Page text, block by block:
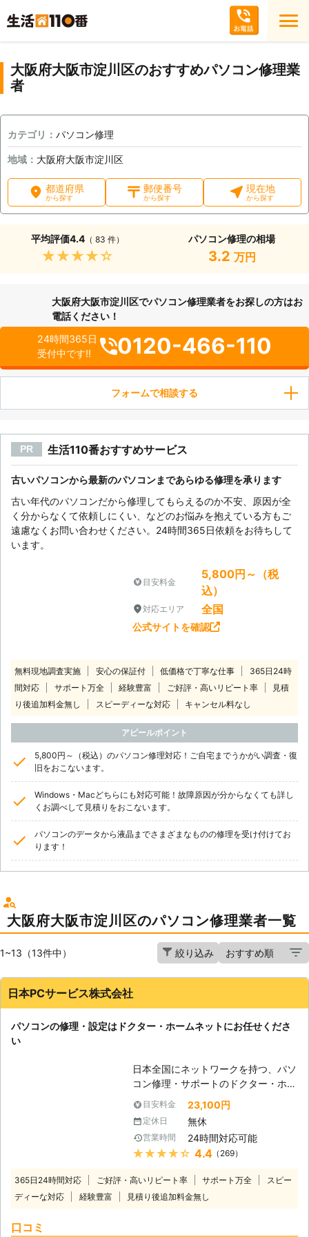
大阪府大阪市淀川区のおすすめパソコン修理業
者
カテゴリ： パソコン修理
地域： 大阪府大阪市淀川区
都道府県
から探す
郵便番号
から探す
現在地
から探す
平均評価4.4（ 83 件）
★★★★★
パソコン修理の相場
3.2 万円
大阪府大阪市淀川区でパソコン修理業者をお探しの方はお
電話ください！
24時間365日
受付中です!!
0120-466-110
フォームで相談する
PR 生活110番おすすめサービス
古いパソコンから最新のパソコンまであらゆる修理を承ります
古い年代のパソコンだから修理してもらえるのか不安、原因が全
く分からなくて依頼しにくい、などのお悩みを抱えている方もご
遠慮なくお問い合わせください。24時間365日依頼をお待ちして
います。
目安料金
5,800円～（税
込）
対応エリア 全国
公式サイトを確認
無料現地調査実施 安心の保証付 低価格で丁寧な仕事
365日24時
間対応
サポート万全 経験豊富 ご好評・高いリピート率
見積
り後追加料金無し
スピーディーな対応 キャンセル料なし
アピールポイント
5,800円～（税込）のパソコン修理対応！ご自宅までうかがい調査・復
旧をおこないます。
Windows・Macどちらにも対応可能！故障原因が分からなくても詳し
くお調べして見積りをおこないます。
パソコンのデータから液晶までさまざまなものの修理を受け付けてお
ります！
大阪府大阪市淀川区のパソコン修理業者一覧
1~13（13件中） 絞り込み
日本PCサービス株式会社
パソコンの修理・設定はドクター・ホームネットにお任せくださ
い
日本全国にネットワークを持つ、パソ
コン修理・サポートのドクター・ホー
ムネット。高品質のサービスが選ばれ
て年間10万件以上のサポート実績が
あります。「起動しない」、「インタ
ーネットが繋がらない」、「ウイルス
に感染した」、「データを誤って削除
を最短即日で駆けつけて、その場で解
決。メーカー・年式問わず、すべての
目安料金 23,100円
定休日 無休
営業時間 24時間対応可能
★★★★★ 4.4（269）
365日24時間対応 ご好評・高いリピート率 サポート万全
スピー
ディーな対応
経験豊富 見積り後追加料金無し
口コミ